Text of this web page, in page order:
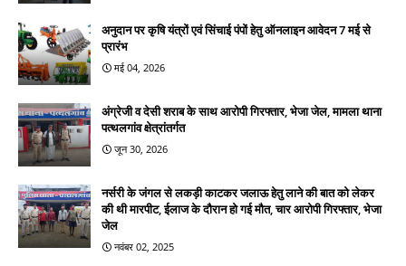
अनुदान पर कृषि यंत्रों एवं सिंचाई पंपों हेतु ऑनलाइन आवेदन 7 मई से
प्रारंभ
मई 04, 2026
अंग्रेजी व देसी शराब के साथ आरोपी गिरफ्तार, भेजा जेल, मामला थाना
पत्थलगांव क्षेत्रांतर्गत
जून 30, 2026
नर्सरी के जंगल से लकड़ी काटकर जलाऊ हेतु लाने की बात को लेकर
की थी मारपीट, ईलाज के दौरान हो गई मौत, चार आरोपी गिरफ्तार, भेजा
जेल
नवंबर 02, 2025